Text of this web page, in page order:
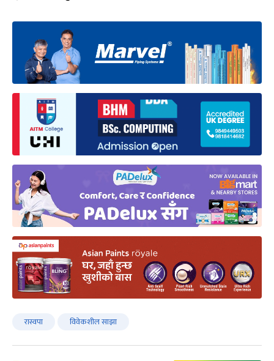
रास्वपा विवेकशील साझा